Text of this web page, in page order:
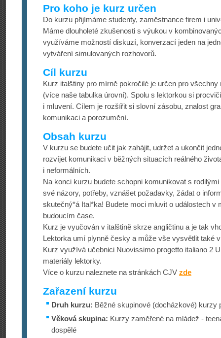
Pro koho je kurz určen
Do kurzu přijímáme studenty, zaměstnance firem i
Máme dlouholeté zkušenosti s výukou v
využíváme možností diskuzí, konverzací jeden na
vytváření simulovaných rozhovorů.
Cíl kurzu
Kurz italštiny pro mírně pokročilé je určen pro všechny
(více naše tabulka úrovní). Spolu s lektorkou si
i mluvení. Cílem je rozšířit si slovní zásobu, znalost
komunikaci a porozumění.
Obsah kurzu
V kurzu se budete učit jak zahájit, udržet a ukončit
rozvíjet komunikaci v běžných situacích reálného
i neformálních.
Na konci kurzu budete schopni komunikovat s
své názory, potřeby, vznášet požadavky, žádat o
skutečný*á Ital*ka! Budete moci mluvit o událostech v
budoucím čase.
Kurz je vyučován v italštině skrze angličtinu a je tak
Lektorka umí plynně česky a může vše vysvětlit také
Kurz využívá učebnici Nuovissimo progetto italiano 2
materiály lektorky.
Více o kurzu naleznete na stránkách CJV zde
Zařazení kurzu
Druh kurzu: Běžné skupinové (docházkové) kurzy
Věková skupina: Kurzy zaměřené na mládež -
dospělé